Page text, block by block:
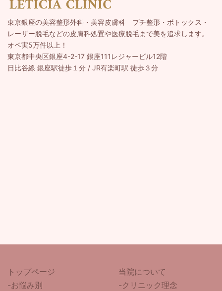
東京銀座の美容整形外科・美容皮膚科 プチ整形・ボトックス・
レーザー脱毛などの皮膚科処置や医療脱毛まで美を追求します。
オペ実5万件以上！
東京都中央区銀座4-2-17 銀座111レジャービル12階
日比谷線 銀座駅徒歩１分 / JR有楽町駅 徒歩３分
トップページ
-お悩み別
当院について
-クリニック理念